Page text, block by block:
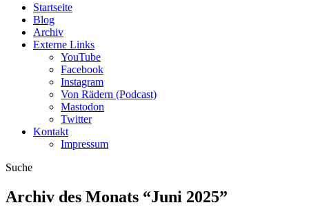
Startseite
Blog
Archiv
Externe Links
YouTube
Facebook
Instagram
Von Rädern (Podcast)
Mastodon
Twitter
Kontakt
Impressum
Suche
Archiv des Monats “Juni 2025”